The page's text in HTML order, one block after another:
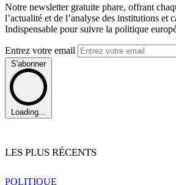
Notre newsletter gratuite phare, offrant
l’actualité et de l’analyse des institutions et
Indispensable pour suivre la politique
Entrez votre email
S'abonner
Loading...
LES PLUS RÉCENTS
POLITIQUE